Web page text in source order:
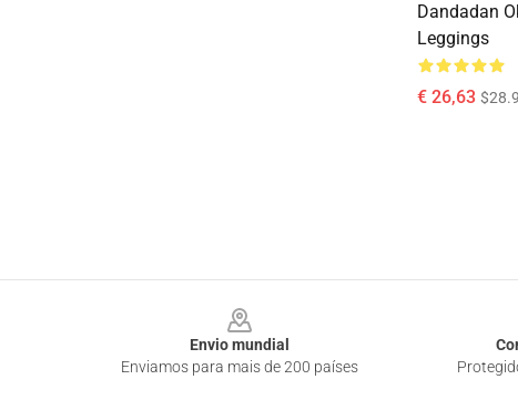
Dandadan
Leggings
€ 26,63
Envio mundial
Enviamos para mais de 200 países